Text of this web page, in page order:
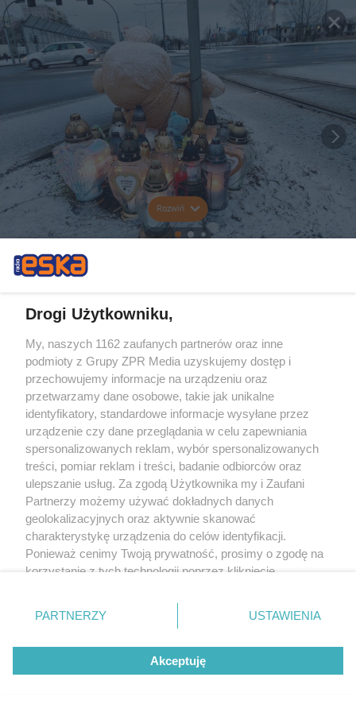
Rozwiń
Drogi Użytkowniku,
My, naszych 1162 zaufanych partnerów oraz inne
podmioty z Grupy ZPR Media uzyskujemy dostęp i
przechowujemy informacje na urządzeniu oraz
przetwarzamy dane osobowe, takie jak unikalne
identyfikatory, standardowe informacje wysyłane przez
urządzenie czy dane przeglądania w celu zapewniania
spersonalizowanych reklam, wybór spersonalizowanych
treści, pomiar reklam i treści, badanie odbiorców oraz
ulepszanie usług. Za zgodą Użytkownika my i Zaufani
Partnerzy możemy używać dokładnych danych
geolokalizacyjnych oraz aktywnie skanować
charakterystykę urządzenia do celów identyfikacji.
Ponieważ cenimy Twoją prywatność, prosimy o zgodę na
korzystanie z tych technologii poprzez kliknięcie
zmienić/wycofać klikając przycisk ustawień prywatności
znajdujący się w lewym dolnym rogu strony
rodzaje przetwarzania danych nie wymagają zgody
użytkownika, ale masz prawo sprzeciwić się takiemu
przetwarzaniu. Preferencje będą miały zastosowanie tylko
PARTNERZY USTAWIENIA
Akceptuję